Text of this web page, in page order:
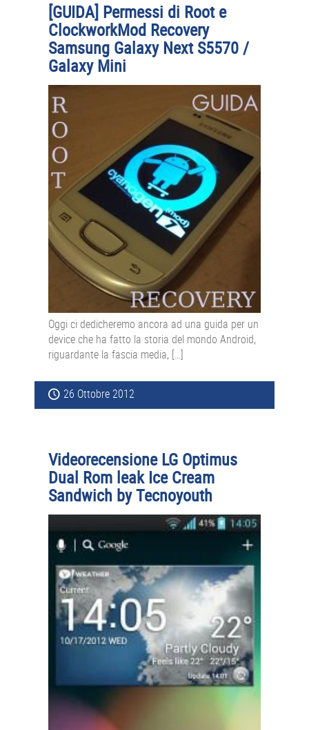
[GUIDA] Permessi di Root e
ClockworkMod Recovery
Samsung Galaxy Next S5570 /
Galaxy Mini
Oggi ci dedicheremo ancora ad una guida per un
device che ha fatto la storia del mondo Android,
riguardante la fascia media, […]
26 Ottobre 2012
Videorecensione LG Optimus
Dual Rom leak Ice Cream
Sandwich by Tecnoyouth